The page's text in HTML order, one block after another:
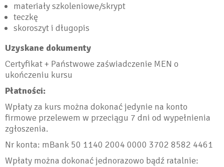
materiały szkoleniowe/skrypt
teczkę
skoroszyt i długopis
Uzyskane dokumenty
Certyfikat + Państwowe zaświadczenie MEN o
ukończeniu kursu
Płatności:
Wpłaty za kurs można dokonać jedynie na konto
firmowe przelewem w przeciągu 7 dni od wypełnienia
zgłoszenia.
Nr konta: mBank 50 1140 2004 0000 3702 8582 4461
Wpłaty można dokonać jednorazowo bądź ratalnie: